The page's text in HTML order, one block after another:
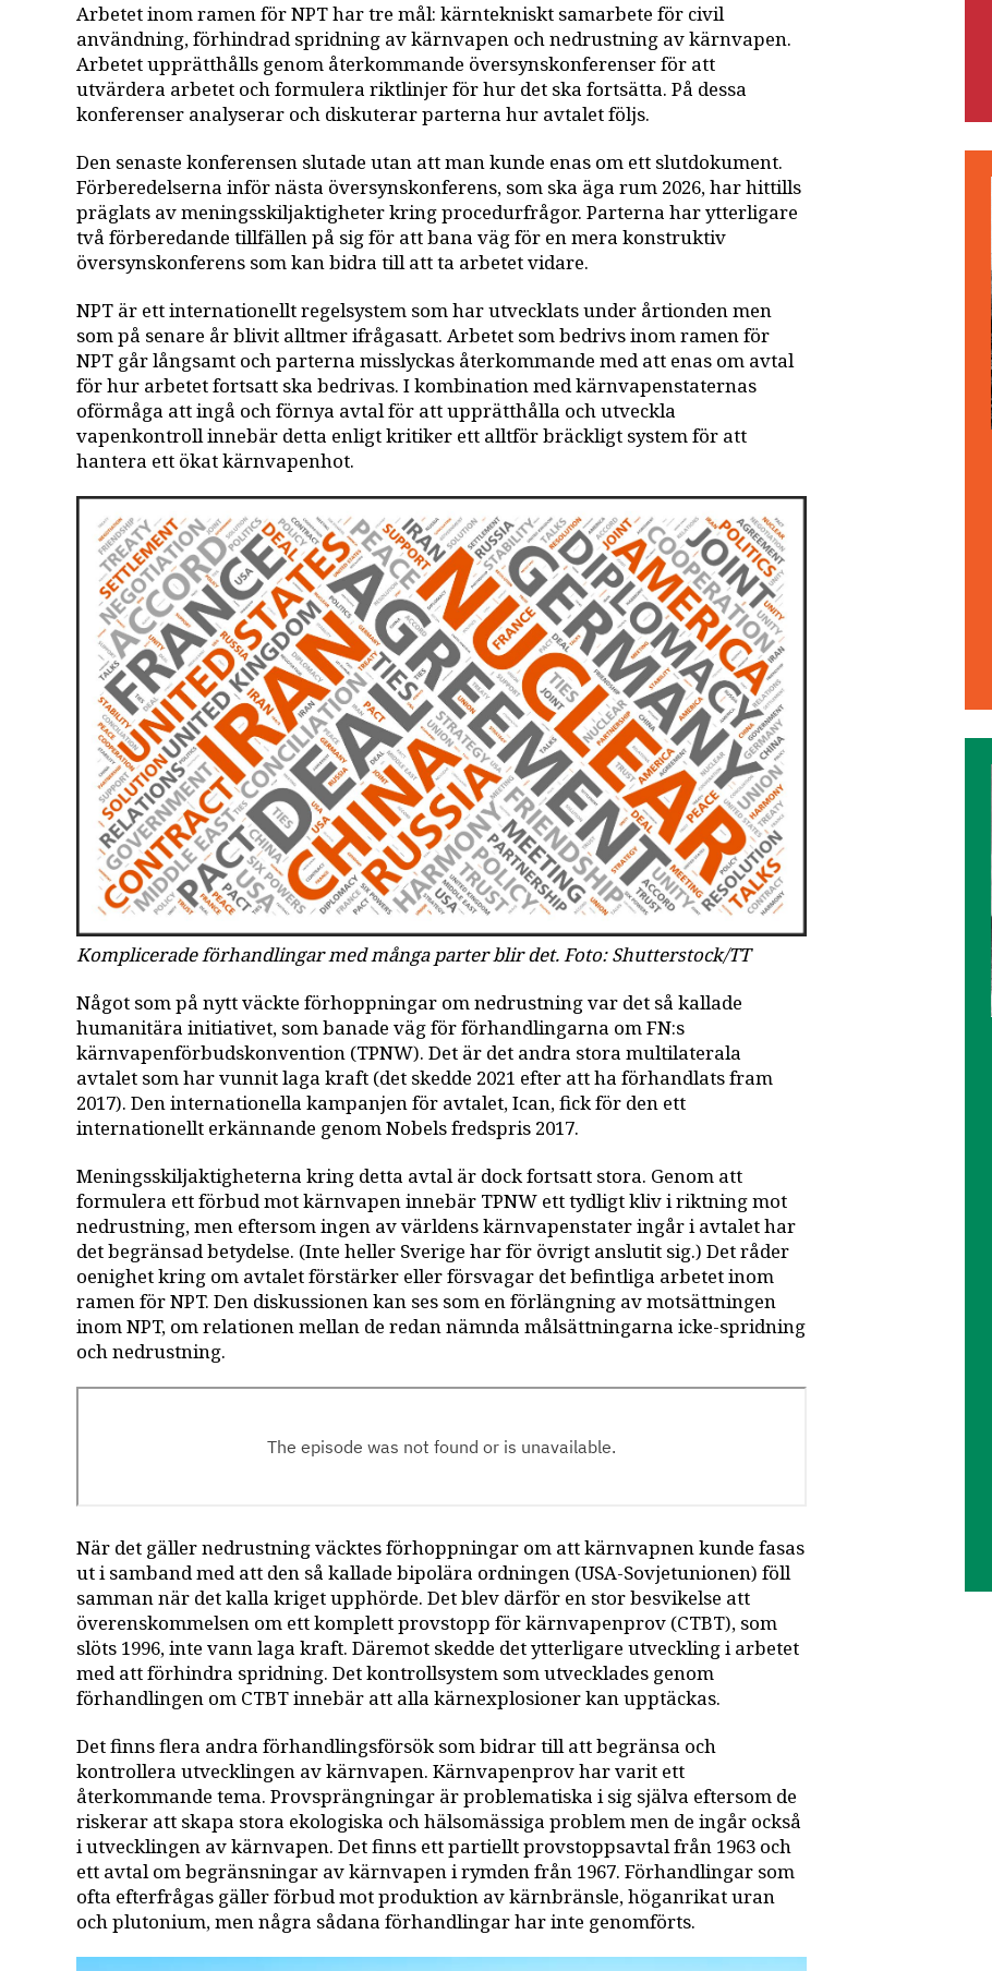
Arbetet inom ramen för NPT har tre mål: kärntekniskt samarbete för civil
användning, förhindrad spridning av kärnvapen och nedrustning av kärnvapen.
Arbetet upprätthålls genom återkommande översynskonferenser för att
utvärdera arbetet och formulera riktlinjer för hur det ska fortsätta. På dessa
konferenser analyserar och diskuterar parterna hur avtalet följs.
Den senaste konferensen slutade utan att man kunde enas om ett slutdokument.
Förberedelserna inför nästa översynskonferens, som ska äga rum 2026, har hittills
präglats av meningsskiljaktigheter kring procedurfrågor. Parterna har ytterligare
två förberedande tillfällen på sig för att bana väg för en mera konstruktiv
översynskonferens som kan bidra till att ta arbetet vidare.
NPT är ett internationellt regelsystem som har utvecklats under årtionden men
som på senare år blivit alltmer ifrågasatt. Arbetet som bedrivs inom ramen för
NPT går långsamt och parterna misslyckas återkommande med att enas om avtal
för hur arbetet fortsatt ska bedrivas. I kombination med kärnvapenstaternas
oförmåga att ingå och förnya avtal för att upprätthålla och utveckla
vapenkontroll innebär detta enligt kritiker ett alltför bräckligt system för att
hantera ett ökat kärnvapenhot.
Komplicerade förhandlingar med många parter blir det. Foto: Shutterstock/TT
Något som på nytt väckte förhoppningar om nedrustning var det så kallade
humanitära initiativet, som banade väg för förhandlingarna om FN:s
kärnvapenförbudskonvention (TPNW). Det är det andra stora multilaterala
avtalet som har vunnit laga kraft (det skedde 2021 efter att ha förhandlats fram
2017). Den internationella kampanjen för avtalet, Ican, fick för den ett
internationellt erkännande genom Nobels fredspris 2017.
Meningsskiljaktigheterna kring detta avtal är dock fortsatt stora. Genom att
formulera ett förbud mot kärnvapen innebär TPNW ett tydligt kliv i riktning mot
nedrustning, men eftersom ingen av världens kärnvapenstater ingår i avtalet har
det begränsad betydelse. (Inte heller Sverige har för övrigt anslutit sig.) Det råder
oenighet kring om avtalet förstärker eller försvagar det befintliga arbetet inom
ramen för NPT. Den diskussionen kan ses som en förlängning av motsättningen
inom NPT, om relationen mellan de redan nämnda målsättningarna icke-spridning
och nedrustning.
När det gäller nedrustning väcktes förhoppningar om att kärnvapnen kunde fasas
ut i samband med att den så kallade bipolära ordningen (USA-Sovjetunionen) föll
samman när det kalla kriget upphörde. Det blev därför en stor besvikelse att
överenskommelsen om ett komplett provstopp för kärnvapenprov (CTBT), som
slöts 1996, inte vann laga kraft. Däremot skedde det ytterligare utveckling i arbetet
med att förhindra spridning. Det kontrollsystem som utvecklades genom
förhandlingen om CTBT innebär att alla kärnexplosioner kan upptäckas.
Det finns flera andra förhandlingsförsök som bidrar till att begränsa och
kontrollera utvecklingen av kärnvapen. Kärnvapenprov har varit ett
återkommande tema. Provsprängningar är problematiska i sig själva eftersom de
riskerar att skapa stora ekologiska och hälsomässiga problem men de ingår också
i utvecklingen av kärnvapen. Det finns ett partiellt provstoppsavtal från 1963 och
ett avtal om begränsningar av kärnvapen i rymden från 1967. Förhandlingar som
ofta efterfrågas gäller förbud mot produktion av kärnbränsle, höganrikat uran
och plutonium, men några sådana förhandlingar har inte genomförts.